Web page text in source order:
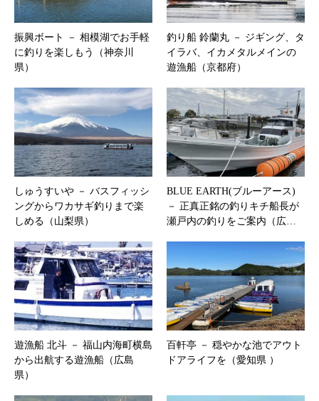
振興ボート － 相模湖でお手軽
に釣りを楽しもう（神奈川
県）
釣り船 鈴蘭丸 － ジギング、タ
イラバ、イカメタルメインの
遊漁船（京都府）
しゅうすいや － バスフィッシ
ングからワカサギ釣りまで楽
しめる（山梨県）
BLUE EARTH(ブルーアース)
－ 正真正銘の釣りキチ船長が
瀬戸内の釣りをご案内（広…
遊漁船 北斗 － 福山内海町横島
から出航する遊漁船（広島
県）
百軒亭 － 穏やかな池でアウト
ドアライフを（愛知県 ）